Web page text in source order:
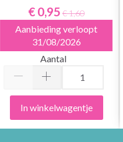
€ 0,95 € 1,60
Aanbieding verloopt
31/08/2026
Aantal
In winkelwagentje